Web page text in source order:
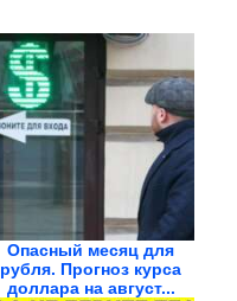
Опасный месяц для
рубля. Прогноз курса
доллара на август...